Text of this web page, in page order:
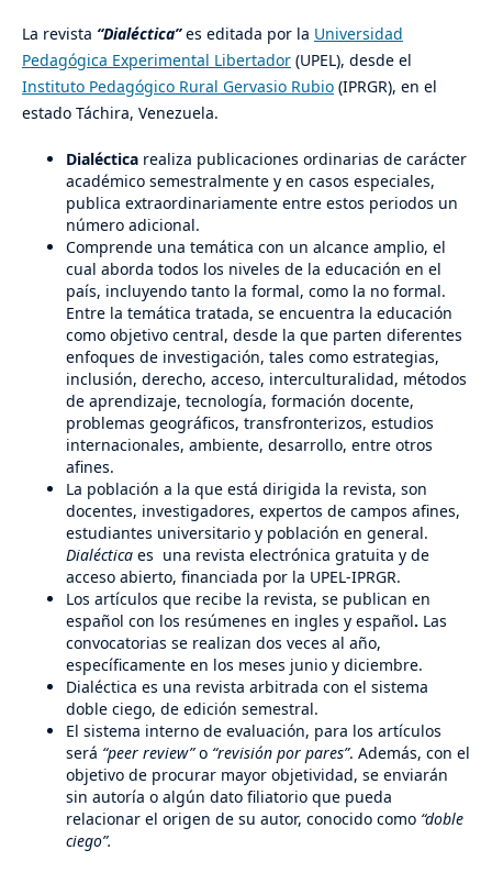
La revista “Dialéctica”es editada por la Universidad
Pedagógica Experimental Libertador(UPEL), desde el
Instituto Pedagógico Rural Gervasio Rubio(IPRGR), en el
estado Táchira, Venezuela.
Dialéctica realiza publicaciones ordinarias de carácter
académico semestralmente y en casos especiales,
publica extraordinariamente entre estos periodos un
número adicional.
Comprende una temática con un alcance amplio, el
cual aborda todos los niveles de la educación en el
país, incluyendo tanto la formal, como la no formal.
Entre la temática tratada, se encuentra la educación
como objetivo central, desde la que parten diferentes
enfoques de investigación, tales como estrategias,
inclusión, derecho, acceso, interculturalidad, métodos
de aprendizaje, tecnología, formación docente,
problemas geográficos, transfronterizos, estudios
internacionales, ambiente, desarrollo, entre otros
afines.
La población a la que está dirigida la revista, son
docentes, investigadores, expertos de campos afines,
estudiantes universitario y población en general.
Dialécticaes una revista electrónica gratuita y de
acceso abierto, financiada por la UPEL-IPRGR.
Los artículos que recibe la revista, se publican en
español con los resúmenes en ingles y español. Las
convocatorias se realizan dos veces al año,
específicamente en los meses junio y diciembre.
Dialéctica es una revista arbitrada con el sistema
doble ciego, de edición semestral.
El sistema interno de evaluación, para los artículos
será “peer review”o “revisión por pares”. Además, con el
objetivo de procurar mayor objetividad, se enviarán
sin autoría o algún dato filiatorio que pueda
relacionar el origen de su autor, conocido como “doble
ciego”.